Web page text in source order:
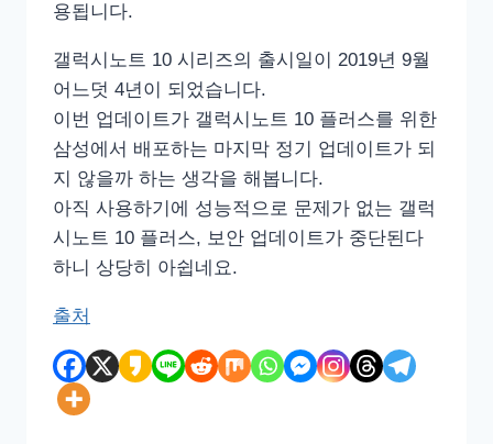
용됩니다.
갤럭시노트 10 시리즈의 출시일이 2019년 9월
어느덧 4년이 되었습니다.
이번 업데이트가 갤럭시노트 10 플러스를 위한
삼성에서 배포하는 마지막 정기 업데이트가 되
지 않을까 하는 생각을 해봅니다.
아직 사용하기에 성능적으로 문제가 없는 갤럭
시노트 10 플러스, 보안 업데이트가 중단된다
하니 상당히 아쉽네요.
출처